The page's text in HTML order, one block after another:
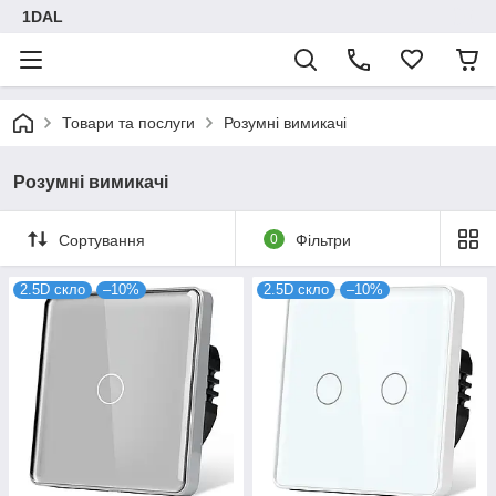
1DAL
Товари та послуги Розумні вимикачі
Розумні вимикачі
Сортування 0 Фільтри
2.5D скло –10% 2.5D скло –10%